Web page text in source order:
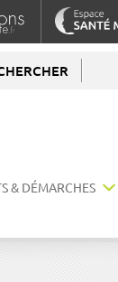
& DÉMARCHES